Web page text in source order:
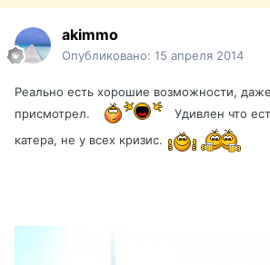
akimmo
Опубликовано: 15 апреля 2014
Реально есть хорошие возможности,
присмотрел.
Удивлен что
катера, не у всех кризис.